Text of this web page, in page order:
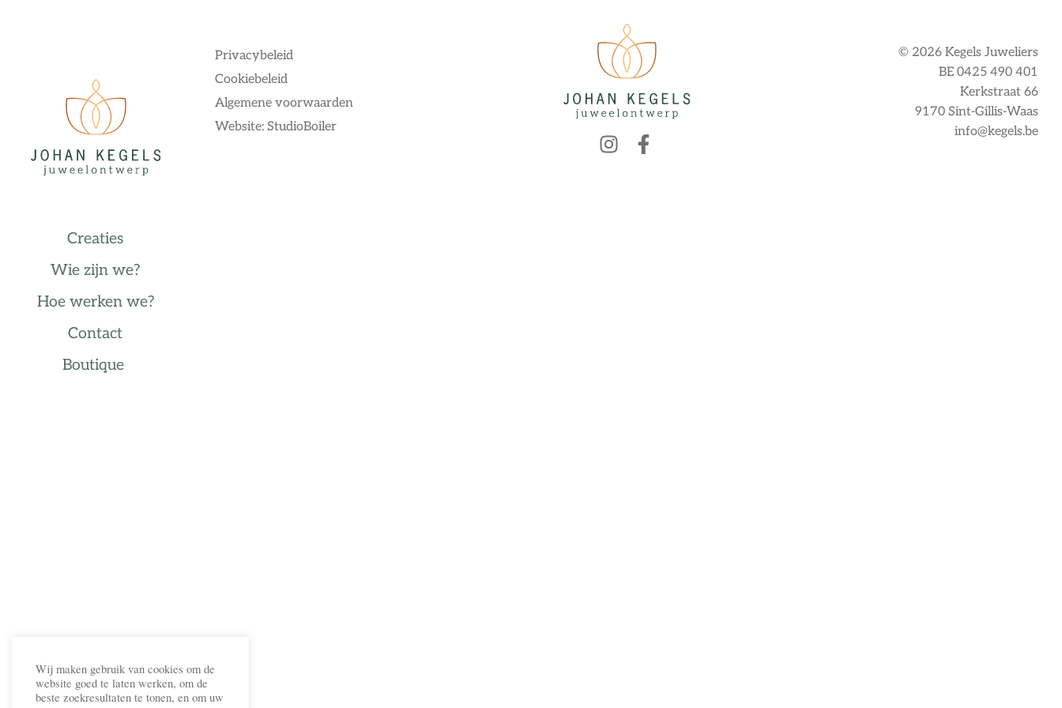
Creaties
Wie zijn we?
Hoe werken we?
Contact
Boutique
Privacybeleid
Cookiebeleid
Algemene voorwaarden
Website: StudioBoiler
© 2026 Kegels Juweliers
BE 0425 490 401
Kerkstraat 66
9170 Sint-Gillis-Waas
info@kegels.be
Wij maken gebruik van cookies om de
website goed te laten werken, om de
beste zoekresultaten te tonen, en om uw